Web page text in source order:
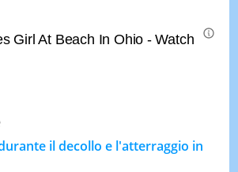
il decollo e l'atterraggio in